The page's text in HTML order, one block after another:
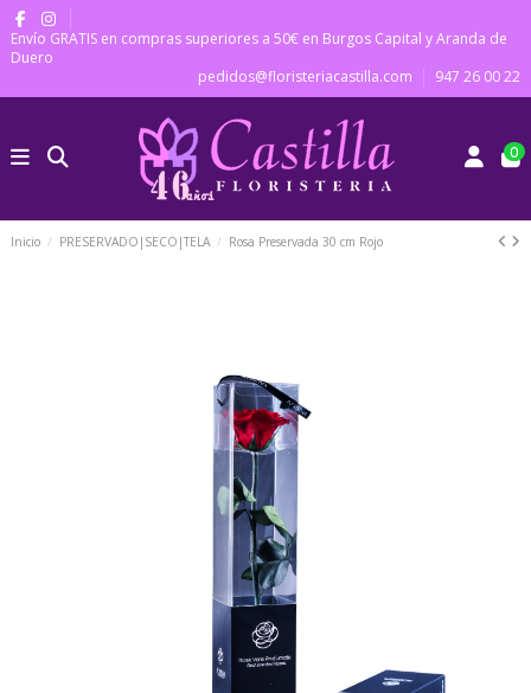
Envío GRATIS en compras superiores a 50€ en Burgos Capital y Aranda de
Duero
pedidos@floristeriacastilla.com
947 26 00 22
0
Inicio PRESERVADO|SECO|TELA Rosa Preservada 30 cm Rojo